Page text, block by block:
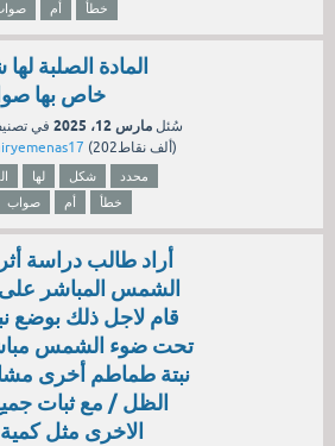
أم خطأ
المادة الصلبة
خاص بها
سُئل مارس 12، 2025 في
( 202ألف نقاط)
لها شكل
محدد
صواب أم خطأ
أراد طالب دراسة
الشمس المباشر على
قام لاجل ذلك بوضع
تحت ضوء الشمس
نبتة طماطم أخرى
الظل / مع ثبات
الاخرى مثل